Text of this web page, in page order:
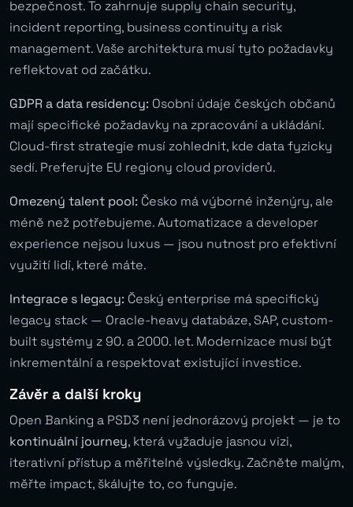
bezpečnost. To zahrnuje supply chain security,
incident reporting, business continuity a risk
management. Vaše architektura musí tyto požadavky
reflektovat od začátku.
GDPR a data residency: Osobní údaje českých občanů
mají specifické požadavky na zpracování a ukládání.
Cloud-first strategie musí zohlednit, kde data fyzicky
sedí. Preferujte EU regiony cloud providerů.
Omezený talent pool: Česko má výborné inženýry, ale
méně než potřebujeme. Automatizace a developer
experience nejsou luxus — jsou nutnost pro efektivní
využití lidí, které máte.
Integrace s legacy: Český enterprise má specifický
legacy stack — Oracle-heavy databáze, SAP, custom-
built systémy z 90. a 2000. let. Modernizace musí být
inkrementální a respektovat existující investice.
Závěr a další kroky
Open Banking a PSD3 není jednorázový projekt — je to
kontinuální journey, která vyžaduje jasnou vizi,
iterativní přístup a měřitelné výsledky. Začněte malým,
měřte impact, škálujte to, co funguje.